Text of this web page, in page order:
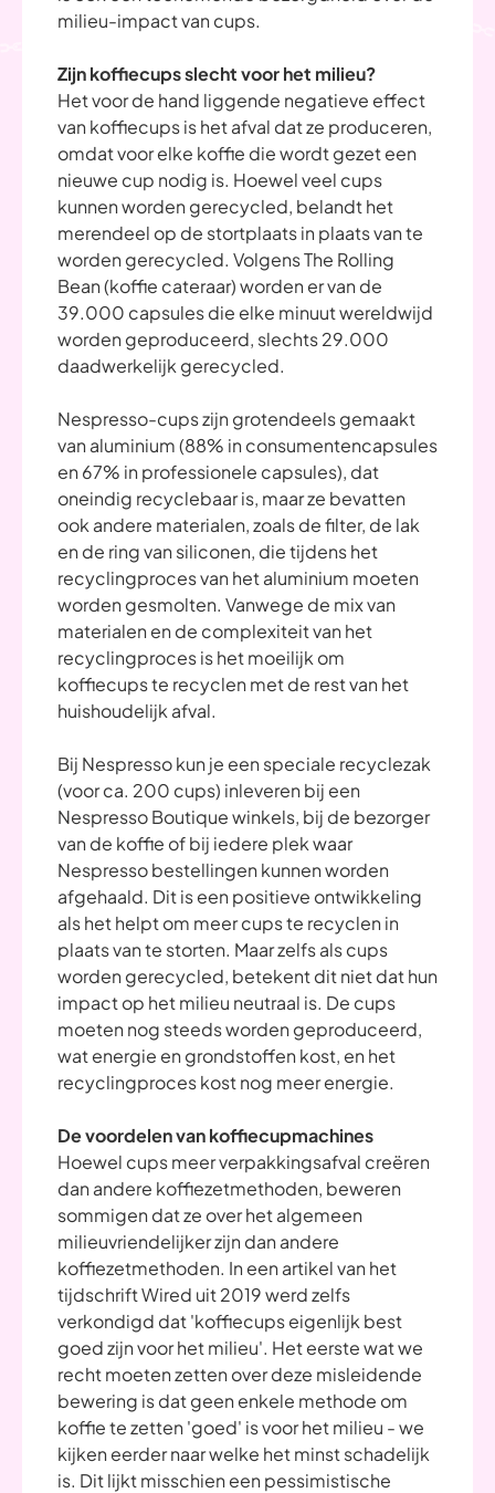
milieu-impact van cups.
Zijn koffiecups slecht voor het milieu?
Het voor de hand liggende negatieve effect
van koffiecups is het afval dat ze produceren,
omdat voor elke koffie die wordt gezet een
nieuwe cup nodig is. Hoewel veel cups
kunnen worden gerecycled, belandt het
merendeel op de stortplaats in plaats van te
worden gerecycled. Volgens The Rolling
Bean (koffie cateraar) worden er van de
39.000 capsules die elke minuut wereldwijd
worden geproduceerd, slechts 29.000
daadwerkelijk gerecycled.
Nespresso-cups zijn grotendeels gemaakt
van aluminium (88% in consumentencapsules
en 67% in professionele capsules), dat
oneindig recyclebaar is, maar ze bevatten
ook andere materialen, zoals de filter, de lak
en de ring van siliconen, die tijdens het
recyclingproces van het aluminium moeten
worden gesmolten. Vanwege de mix van
materialen en de complexiteit van het
recyclingproces is het moeilijk om
koffiecups te recyclen met de rest van het
huishoudelijk afval.
Bij Nespresso kun je een speciale recyclezak
(voor ca. 200 cups) inleveren bij een
Nespresso Boutique winkels, bij de bezorger
van de koffie of bij iedere plek waar
Nespresso bestellingen kunnen worden
afgehaald. Dit is een positieve ontwikkeling
als het helpt om meer cups te recyclen in
plaats van te storten. Maar zelfs als cups
worden gerecycled, betekent dit niet dat hun
impact op het milieu neutraal is. De cups
moeten nog steeds worden geproduceerd,
wat energie en grondstoffen kost, en het
recyclingproces kost nog meer energie.
De voordelen van koffiecupmachines
Hoewel cups meer verpakkingsafval creëren
dan andere koffiezetmethoden, beweren
sommigen dat ze over het algemeen
milieuvriendelijker zijn dan andere
koffiezetmethoden. In een artikel van het
tijdschrift Wired uit 2019 werd zelfs
verkondigd dat 'koffiecups eigenlijk best
goed zijn voor het milieu'. Het eerste wat we
recht moeten zetten over deze misleidende
bewering is dat geen enkele methode om
koffie te zetten 'goed' is voor het milieu - we
kijken eerder naar welke het minst schadelijk
is. Dit lijkt misschien een pessimistische